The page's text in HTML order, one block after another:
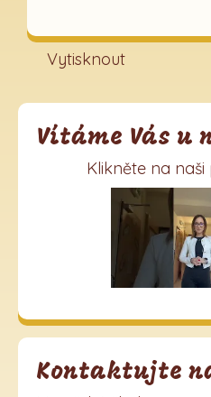
Vytisknout
Vítáme Vás u
Klikněte na naši
Kontaktujte